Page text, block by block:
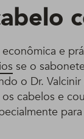
e
se o
o Dr.
cabelos e
para